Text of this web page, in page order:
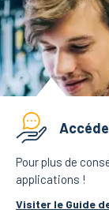
Pour plus de
applications !
Visiter le Guide